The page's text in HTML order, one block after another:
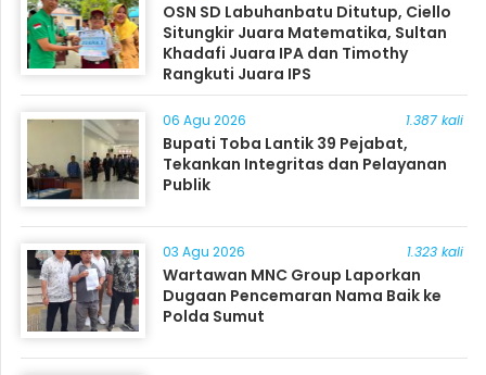
OSN SD Labuhanbatu Ditutup, Ciello
Situngkir Juara Matematika, Sultan
Khadafi Juara IPA dan Timothy
Rangkuti Juara IPS
06 Agu 2026 1.387 kali
Bupati Toba Lantik 39 Pejabat,
Tekankan Integritas dan Pelayanan
Publik
03 Agu 2026 1.323 kali
Wartawan MNC Group Laporkan
Dugaan Pencemaran Nama Baik ke
Polda Sumut